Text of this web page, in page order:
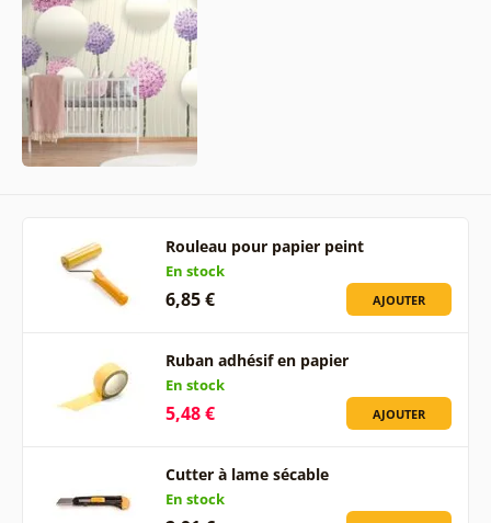
Rouleau pour papier peint
En stock
6,85 € AJOUTER
Ruban adhésif en papier
En stock
5,48 € AJOUTER
Cutter à lame sécable
En stock